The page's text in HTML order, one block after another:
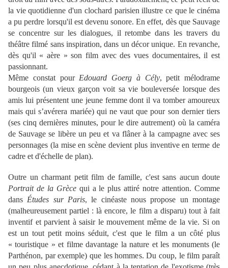
la vie quotidienne d'un clochard parisien illustre ce que le cinéma
a pu perdre lorsqu'il est devenu sonore. En effet, dès que Sauvage
se concentre sur les dialogues, il retombe dans les travers du
théâtre filmé sans inspiration, dans un décor unique. En revanche,
dès qu'il « aère » son film avec des vues documentaires, il est
passionnant.
Même constat pour Edouard Goerg à Cély, petit mélodrame
bourgeois (un vieux garçon voit sa vie bouleversée lorsque des
amis lui présentent une jeune femme dont il va tomber amoureux
mais qui s’avérera mariée) qui ne vaut que pour son dernier tiers
(ses cinq dernières minutes, pour le dire autrement) où la caméra
de Sauvage se libère un peu et va flâner à la campagne avec ses
personnages (la mise en scène devient plus inventive en terme de
cadre et d'échelle de plan).
Outre un charmant petit film de famille, c'est sans aucun doute
Portrait de la Grècequi a le plus attiré notre attention. Comme
dans Études sur Paris, le cinéaste nous propose un montage
(malheureusement partiel : là encore, le film a disparu) tout à fait
inventif et parvient à saisir le mouvement même de la vie. Si on
est un tout petit moins séduit, c'est que le film a un côté plus
« touristique » et filme davantage la nature et les monuments (le
Parthénon, par exemple) que les hommes. Du coup, le film paraît